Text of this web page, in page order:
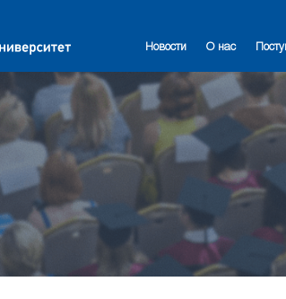
Новости О нас